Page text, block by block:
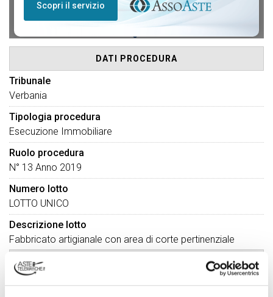
DATI PROCEDURA
Tribunale
Verbania
Tipologia procedura
Esecuzione Immobiliare
Ruolo procedura
N° 13 Anno 2019
Numero lotto
LOTTO UNICO
Descrizione lotto
Fabbricato artigianale con area di corte pertinenziale
Referente vendita